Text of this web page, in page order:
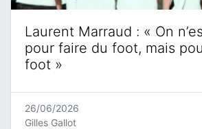
Laurent Marraud : « On
pour faire du foot, mais
foot »
26/06/2026
Gilles Gallot